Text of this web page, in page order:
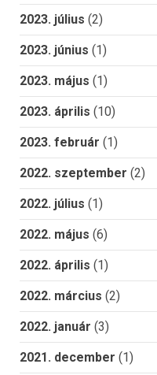
2023. július (2)
2023. június (1)
2023. május (1)
2023. április (10)
2023. február (1)
2022. szeptember (2)
2022. július (1)
2022. május (6)
2022. április (1)
2022. március (2)
2022. január (3)
2021. december (1)